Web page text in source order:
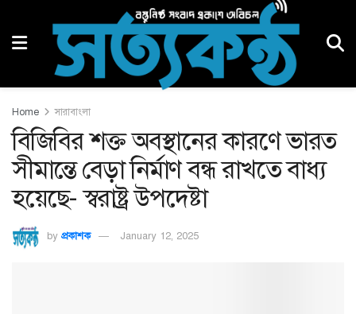
Home সারাবাংলা
বিজিবির শক্ত অবস্থানের কারণে ভারত
সীমান্তে বেড়া নির্মাণ বন্ধ রাখতে বাধ্য
হয়েছে- স্বরাষ্ট্র উপদেষ্টা
by প্রকাশক January 12, 2025